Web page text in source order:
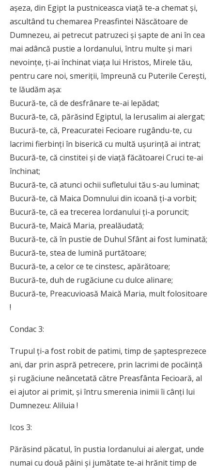
așeza, din Egipt la pustniceasca viață te-a chemat și,
ascultând tu chemarea Prea­­sfintei Născătoare de
Dumnezeu, ai petrecut patru­­zeci și șapte de ani în cea
mai adâncă pustie a Iordanului, întru multe și mari
nevoințe, ți-ai închinat viața lui Hristos, Mirele tău,
pentru care noi, smeriții, împreună cu Puterile Cerești,
te lăudăm așa:
Bucură-te, că de desfrânare te-ai lepădat;
Bucură-te, că, părăsind Egiptul, la Ierusalim ai alergat;
Bucură-te, că, Preacuratei Fecioare rugându-te, cu
lacrimi fierbinți în biserică cu multă ușurință ai intrat;
Bucură-te, că cinstitei și de viață făcătoarei Cruci te-ai
închinat;
Bucură-te, că atunci ochii sufletului tău s-au luminat;
Bucură-te, că Maica Domnului din icoană ți-a vorbit;
Bucură-te, că ea trecerea Iordanului ți-a poruncit;
Bucură-te, Maică Maria, prealăudată;
Bucură-te, că în pustie de Duhul Sfânt ai fost luminată;
Bucură-te, stea de lumină purtătoare;
Bucură-te, a celor ce te cinstesc, apărătoare;
Bucură-te, duh de rugăciune cu dulce alinare;
Bucură-te, Preacuvioasă Maică Maria, mult folositoare
!
Condac 3:
Trupul ți-a fost robit de patimi, timp de șapte­sprezece
ani, dar prin aspră petrecere, prin la­crimi de pocăință
și rugăciune neâncetată către Preasfânta Fecioară, al
ei ajutor ai primit, și întru smerenia inimii îi cânți lui
Dumnezeu: Aliluia !
Icos 3:
Părăsind păcatul, în pustia Iordanului ai alergat, unde
numai cu două pâini și ju­mătate te-ai hrănit timp de